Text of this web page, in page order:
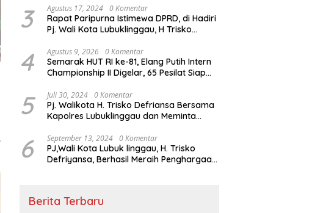
Konawe (HADIR) di Pilkada Konawe 2024
3 Agustus 17, 2024 0 Komentar
Rapat Paripurna Istimewa DPRD, di Hadiri
Pj. Wali Kota Lubuklinggau, H Trisko
Mendengarkan Pidato Kenegaraan
Presiden RI Dalam Rangka HUT ke-79
4 Agustus 9, 2026 0 Komentar
Semarak HUT RI ke-81, Elang Putih Intern
Championship II Digelar, 65 Pesilat Siap
5 Juli 30, 2024 0 Komentar
Pj. Walikota H. Trisko Defriansa Bersama
Kapolres Lubuklinggau dan Meminta
Hajatan Politik
6 September 13, 2024 0 Komentar
PJ,Wali Kota Lubuk linggau, H. Trisko
Defriyansa, Berhasil Meraih Penghargaan
Berita Terbaru